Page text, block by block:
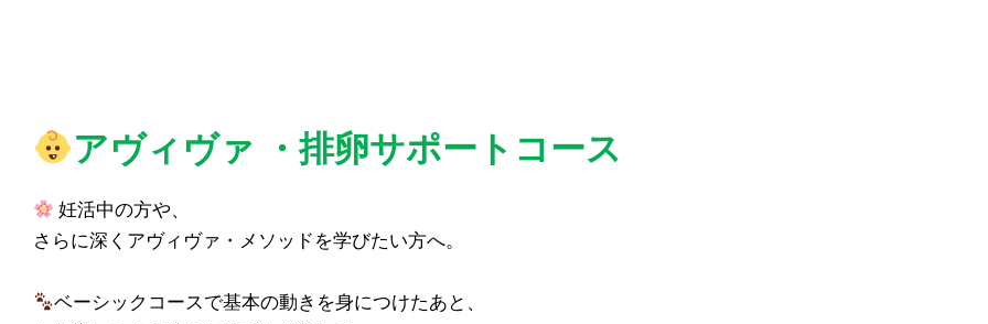
アヴィヴァ ・排卵サポートコース
妊活中の方や、
さらに深くアヴィヴァ・メソッドを学びたい方へ。
ベーシックコースで基本の動きを身につけたあと、